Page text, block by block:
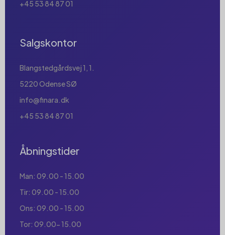
+45 53 84 87 01
Salgskontor
Blangstedgårdsvej 1, 1.
5220 Odense SØ
info@finara.dk
+45 53 84 87 01
Åbningstider
Man: 09.00 - 15.00
Tir: 09.00 - 15.00
Ons: 09.00 - 15.00
Tor: 09.00- 15.00